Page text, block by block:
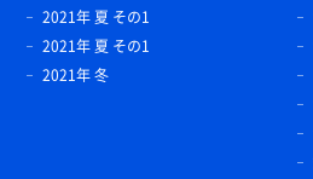
2021年 夏 その1
2021年 夏 その1
2021年 冬